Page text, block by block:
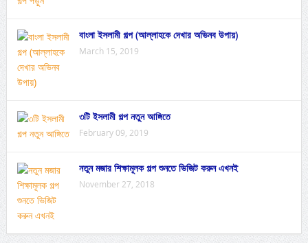
বাংলা ইসলামী গল্প (আল্লাহকে দেখার অভিনব উপায়)
March 15, 2019
৩টি ইসলামী গল্প নতুন আঙ্গিতে
February 09, 2019
নতুন মজার শিক্ষামূলক গল্প শুনতে ভিজিট করুন এখনই
November 27, 2018